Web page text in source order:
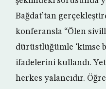
Bağdat’tan
konferansla “Ölen
dürüstlüğümle ‘kimse
ifadelerini kullandı.
herkes yalancıdır.